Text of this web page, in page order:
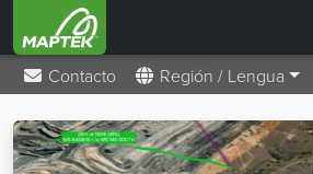
Contacto Región / Lengua